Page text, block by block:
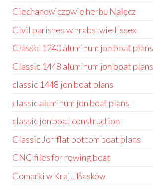
Ciechanowiczowie herbu Nałęcz
Civil parishes w hrabstwie Essex
Classic 1240 aluminum jon boat plans
Classic 1448 aluminum jon boat plans
classic 1448 jon boat plans
classic aluminum jon boat plans
classic jon boat construction
Classic Jon flat bottom boat plans
CNC files for rowing boat
Comarki w Kraju Basków